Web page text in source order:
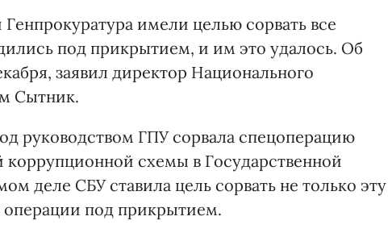
имели целью сорвать все
под прикрытием, и им это удалось. Об
заявил директор Национального
Сытник.
руководством ГПУ сорвала спецоперацию
схемы в Государственной
деле СБУ ставила цель сорвать не только эту
под прикрытием.